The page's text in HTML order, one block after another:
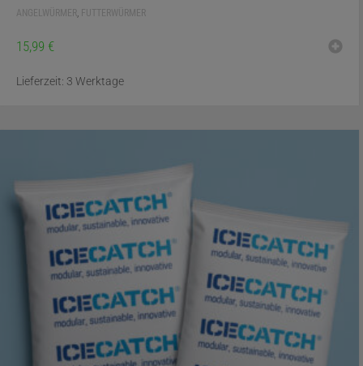
ANGELWÜRMER, FUTTERWÜRMER
15,99 €
Lieferzeit: 3 Werktage